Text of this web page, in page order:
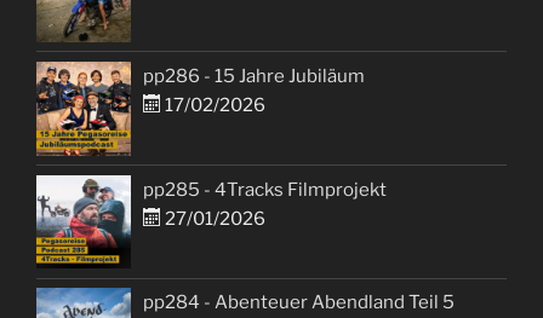
pp286 - 15 Jahre Jubiläum
17/02/2026
pp285 - 4Tracks Filmprojekt
27/01/2026
pp284 - Abenteuer Abendland Teil 5